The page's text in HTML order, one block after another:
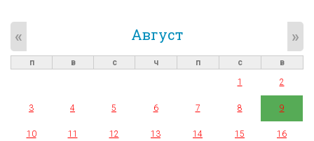
Август
« »
п в с ч п с
в
1
2
3 4 5 6 7 8 9
10 11 12 13 14 15 16